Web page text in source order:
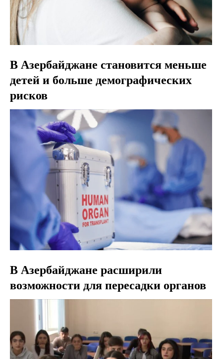
В Азербайджане становится меньше
детей и больше демографических
рисков
В Азербайджане расширили
возможности для пересадки органов